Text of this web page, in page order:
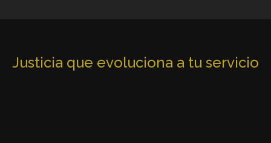
Justicia que evoluciona a tu servicio